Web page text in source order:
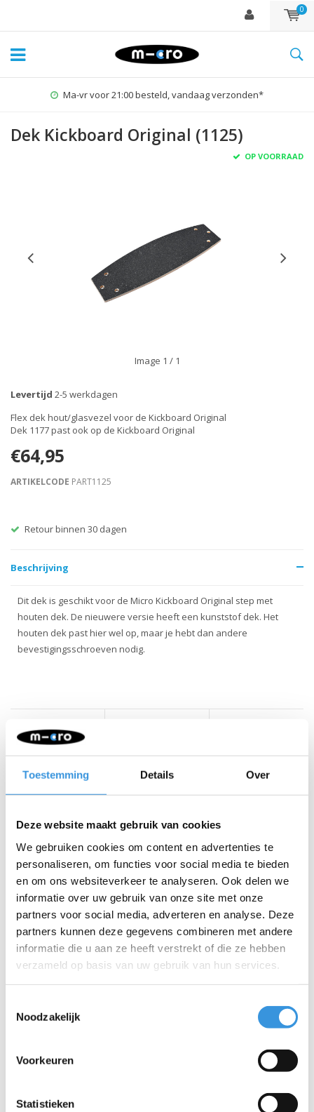
Toestemming Details Over
Deze website maakt gebruik van cookies
We gebruiken cookies om content en advertenties te
personaliseren, om functies voor social media te bieden
en om ons websiteverkeer te analyseren. Ook delen we
informatie over uw gebruik van onze site met onze
partners voor social media, adverteren en analyse. Deze
partners kunnen deze gegevens combineren met andere
informatie die u aan ze heeft verstrekt of die ze hebben
verzameld op basis van uw gebruik van hun services.
Noodzakelijk
Voorkeuren
Statistieken
0
Ma-vr voor 21:00 besteld, vandaag verzonden*
Dek Kickboard Original (1125)
OP VOORRAAD
Image 1 / 1
Levertijd 2-5 werkdagen
Flex dek hout/glasvezel voor de Kickboard Original
Dek 1177 past ook op de Kickboard Original
€64,95
ARTIKELCODE PART1125
Retour binnen 30 dagen
Beschrijving
Dit dek is geschikt voor de Micro Kickboard Original step met
houten dek. De nieuwere versie heeft een kunststof dek. Het
houten dek past hier wel op, maar je hebt dan andere
bevestigingsschroeven nodig.
Iets extra's erbij?
deck (1033)
Dek Kickboard Monster